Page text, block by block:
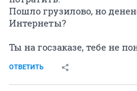
Пошло грузилово, но
Интернеты?
Ты на госзаказе, тебе не
ОТВЕТИТЬ